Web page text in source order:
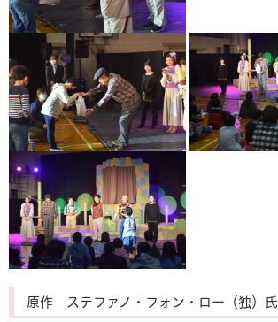
原作 ステファノ・フォン・ロー（独）氏